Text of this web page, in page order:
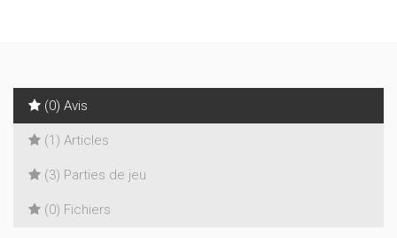
(0) Avis
(1) Articles
(3) Parties de jeu
(0) Fichiers